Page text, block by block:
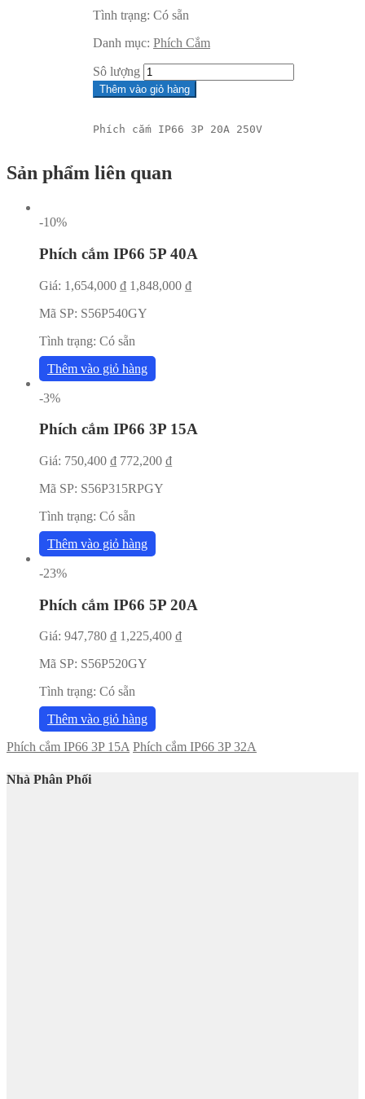
Tình trạng: Có sẵn
Danh mục: Phích Cắm
Sô lượng
Thêm vào giỏ hàng
Phích cắm IP66 3P 20A 250V
Sản phẩm liên quan
-10%
Phích cắm IP66 5P 40A
Giá: 1,654,000 ₫ 1,848,000 ₫
Mã SP: S56P540GY
Tình trạng: Có sẵn
Thêm vào giỏ hàng
-3%
Phích cắm IP66 3P 15A
Giá: 750,400 ₫ 772,200 ₫
Mã SP: S56P315RPGY
Tình trạng: Có sẵn
Thêm vào giỏ hàng
-23%
Phích cắm IP66 5P 20A
Giá: 947,780 ₫ 1,225,400 ₫
Mã SP: S56P520GY
Tình trạng: Có sẵn
Thêm vào giỏ hàng
Phích cắm IP66 3P 15A Phích cắm IP66 3P 32A
Nhà Phân Phối